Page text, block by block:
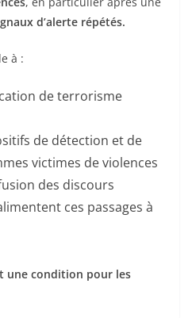
d’alerte répétés.
à :
de terrorisme
de détection et de
victimes de violences
des discours
ces passages à
une condition pour les